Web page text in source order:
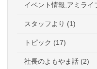
イベント情報,アミライ
スタッフより (1)
トピック (17)
社長のよもやま話 (2)